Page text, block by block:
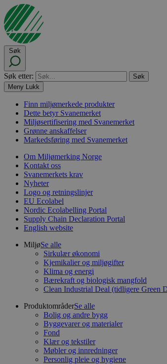
Søk
Søk etter:
Meny Lukk
Finn miljømerkede produkter
Dette betyr Svanemerket
Miljøsertifisering med Svanemerket
Grønne anskaffelser
Markedsføring med Svanemerket
Om Miljømerking Norge
Kontakt oss
Svanemerkets krav
Nyheter
Logo og retningslinjer
EU Ecolabel
Nordic Ecolabelling Portal
Supply Chain Declaration Portal
English website
MiljøSe alle
Sirkulær økonomi
Kjemikalier og miljøgifter
Klima og energi
Bærekraft og biologisk mangfold
Clean Industrial Deal (tidligere Green
ProduktområderSe alle
Bolig og andre bygg
Byggevarer og materialer
Fond
Klær og tekstiler
Møbler og innredninger
Personlig pleie og hygiene